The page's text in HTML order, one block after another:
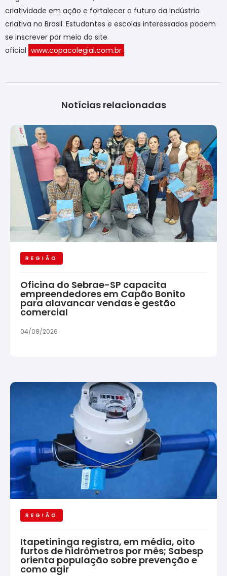
criatividade em ação e fortalecer o futuro da indústria
criativa no Brasil. Estudantes e escolas interessados podem
se inscrever por meio do site
oficial www.copacolegial.com.br .
Notícias relacionadas
REGIÃO
Oficina do Sebrae-SP capacita
empreendedores em Capão Bonito
para alavancar vendas e gestão
comercial
04/08/2026
REGIÃO
Itapetininga registra, em média, oito
furtos de hidrômetros por mês; Sabesp
orienta população sobre prevenção e
como agir